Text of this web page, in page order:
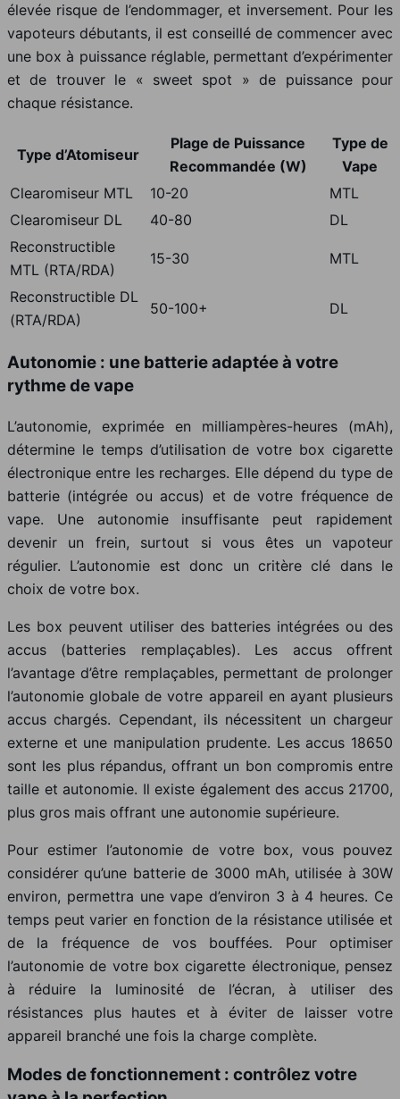
élevée risque de l’endommager, et inversement. Pour les
vapoteurs débutants, il est conseillé de commencer avec
une box à puissance réglable, permettant d’expérimenter
et de trouver le « sweet spot » de puissance pour
chaque résistance.
Type d’Atomiseur
Plage de Puissance
Recommandée (W)
Type de
Vape
Clearomiseur MTL
10-20
MTL
Clearomiseur DL
40-80
DL
Reconstructible
MTL (RTA/RDA)
15-30 MTL
Reconstructible DL
(RTA/RDA)
50-100+ DL
Autonomie : une batterie adaptée à votre
rythme de vape
L’autonomie, exprimée en milliampères-heures (mAh),
détermine le temps d’utilisation de votre box cigarette
électronique entre les recharges. Elle dépend du type de
batterie (intégrée ou accus) et de votre fréquence de
vape. Une autonomie insuffisante peut rapidement
devenir un frein, surtout si vous êtes un vapoteur
régulier. L’autonomie est donc un critère clé dans le
choix de votre box.
Les box peuvent utiliser des batteries intégrées ou des
accus (batteries remplaçables). Les accus offrent
l’avantage d’être remplaçables, permettant de prolonger
l’autonomie globale de votre appareil en ayant plusieurs
accus chargés. Cependant, ils nécessitent un chargeur
externe et une manipulation prudente. Les accus 18650
sont les plus répandus, offrant un bon compromis entre
taille et autonomie. Il existe également des accus 21700,
plus gros mais offrant une autonomie supérieure.
Pour estimer l’autonomie de votre box, vous pouvez
considérer qu’une batterie de 3000 mAh, utilisée à 30W
environ, permettra une vape d’environ 3 à 4 heures. Ce
temps peut varier en fonction de la résistance utilisée et
de la fréquence de vos bouffées. Pour optimiser
l’autonomie de votre box cigarette électronique, pensez
à réduire la luminosité de l’écran, à utiliser des
résistances plus hautes et à éviter de laisser votre
appareil branché une fois la charge complète.
Modes de fonctionnement : contrôlez votre